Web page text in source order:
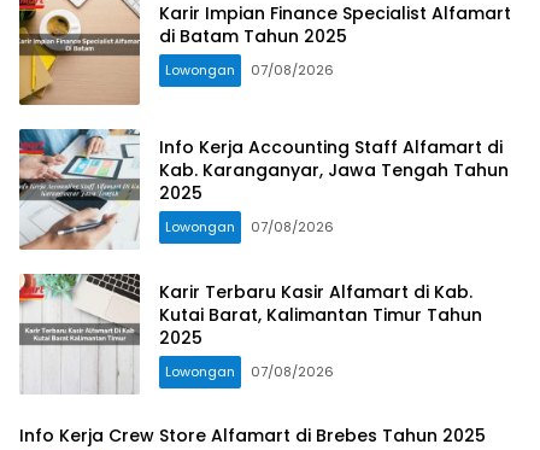
Karir Impian Finance Specialist Alfamart
di Batam Tahun 2025
Lowongan 07/08/2026
Info Kerja Accounting Staff Alfamart di
Kab. Karanganyar, Jawa Tengah Tahun
2025
Lowongan 07/08/2026
Karir Terbaru Kasir Alfamart di Kab.
Kutai Barat, Kalimantan Timur Tahun
2025
Lowongan 07/08/2026
Info Kerja Crew Store Alfamart di Brebes Tahun 2025